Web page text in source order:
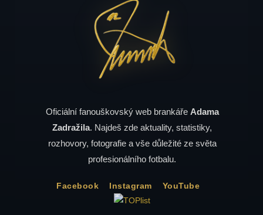
Oficiální fanouškovský web brankáře Adama
Zadražila. Najdeš zde aktuality, statistiky,
rozhovory, fotografie a vše důležité ze světa
profesionálního fotbalu.
Facebook Instagram YouTube